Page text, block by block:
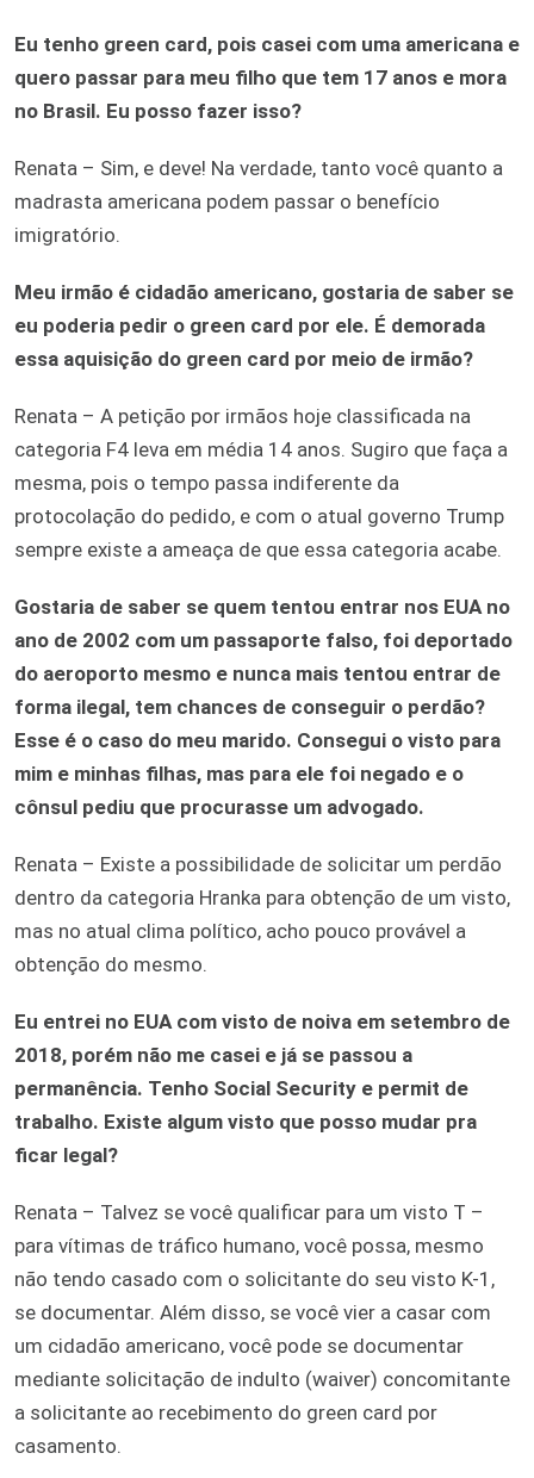
Eu tenho green card, pois casei com uma americana e
quero passar para meu filho que tem 17 anos e mora
no Brasil. Eu posso fazer isso?
Renata – Sim, e deve! Na verdade, tanto você quanto a
madrasta americana podem passar o benefício
imigratório.
Meu irmão é cidadão americano, gostaria de saber se
eu poderia pedir o green card por ele. É demorada
essa aquisição do green card por meio de irmão?
Renata – A petição por irmãos hoje classificada na
categoria F4 leva em média 14 anos. Sugiro que faça a
mesma, pois o tempo passa indiferente da
protocolação do pedido, e com o atual governo Trump
sempre existe a ameaça de que essa categoria acabe.
Gostaria de saber se quem tentou entrar nos EUA no
ano de 2002 com um passaporte falso, foi deportado
do aeroporto mesmo e nunca mais tentou entrar de
forma ilegal, tem chances de conseguir o perdão?
Esse é o caso do meu marido. Consegui o visto para
mim e minhas filhas, mas para ele foi negado e o
cônsul pediu que procurasse um advogado.
Renata – Existe a possibilidade de solicitar um perdão
dentro da categoria Hranka para obtenção de um visto,
mas no atual clima político, acho pouco provável a
obtenção do mesmo.
Eu entrei no EUA com visto de noiva em setembro de
2018, porém não me casei e já se passou a
permanência. Tenho Social Security e permit de
trabalho. Existe algum visto que posso mudar pra
ficar legal?
Renata – Talvez se você qualificar para um visto T –
para vítimas de tráfico humano, você possa, mesmo
não tendo casado com o solicitante do seu visto K-1,
se documentar. Além disso, se você vier a casar com
um cidadão americano, você pode se documentar
mediante solicitação de indulto (waiver) concomitante
a solicitante ao recebimento do green card por
casamento.